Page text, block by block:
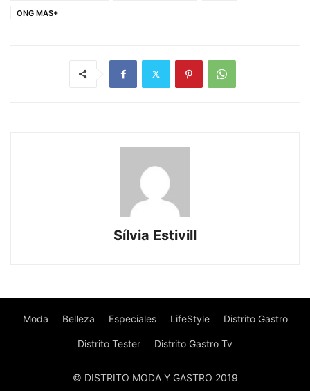
ONG MAS+
Sílvia Estivill
Moda Belleza Especiales LifeStyle Distrito Gastro
Distrito Tester Distrito Gastro Tv
© DISTRITO MODA Y GASTRO 2019